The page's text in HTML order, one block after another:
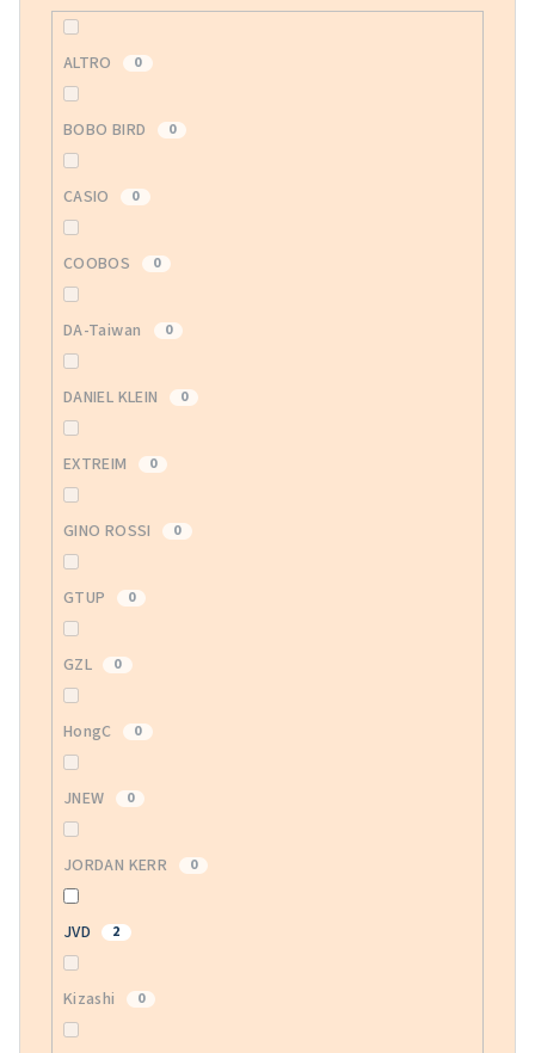
ALTRO 0
BOBO BIRD 0
CASIO 0
COOBOS 0
DA-Taiwan 0
DANIEL KLEIN 0
EXTREIM 0
GINO ROSSI 0
GTUP 0
GZL 0
HongC 0
JNEW 0
JORDAN KERR 0
JVD 2
Kizashi 0